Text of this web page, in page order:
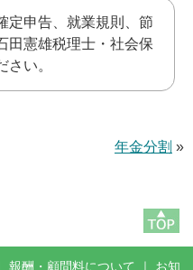
定申告、就業規則、節
田憲雄税理士・社会保
い。
年金分割 »
報酬・顧問料について ｜ お知